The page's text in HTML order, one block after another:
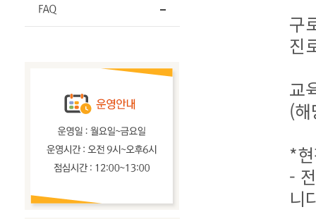
구
진
교
(
*
-
니